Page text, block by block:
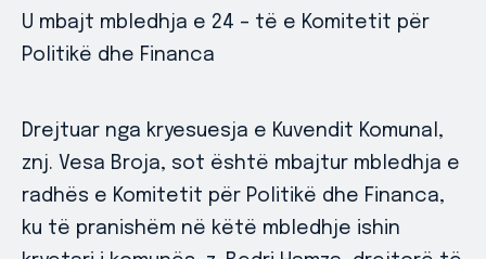
U mbajt mbledhja e 24 – të e Komitetit për
Politikë dhe Financa
Drejtuar nga kryesuesja e Kuvendit Komunal,
znj. Vesa Broja, sot është mbajtur mbledhja e
radhës e Komitetit për Politikë dhe Financa,
ku të pranishëm në këtë mbledhje ishin